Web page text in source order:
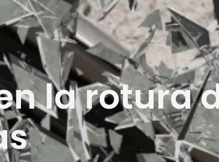
la rotura